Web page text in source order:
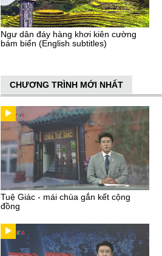
Ngư dân đáy hàng khơi kiên cường
bám biển (English subtitles)
CHƯƠNG TRÌNH MỚI NHẤT
Tuệ Giác - mái chùa gắn kết cộng
đồng